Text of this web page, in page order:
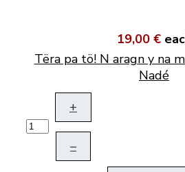
19,00 €
Tëra pa tö! N aragn y na
Nadé
+
–